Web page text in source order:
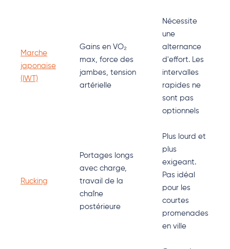
Marche
japonaise
(IWT)
Gains en VO₂
max, force des
jambes, tension
artérielle
Nécessite
une
alternance
d'effort. Les
intervalles
rapides ne
sont pas
optionnels
Rucking
Portages longs
avec charge,
travail de la
chaîne
postérieure
Plus lourd et
plus
exigeant.
Pas idéal
pour les
courtes
promenades
en ville